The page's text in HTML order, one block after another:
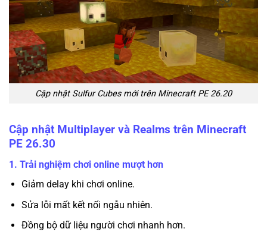
Cập nhật Sulfur Cubes mới trên Minecraft PE 26.20
Cập nhật Multiplayer và Realms trên Minecraft
PE 26.30
1. Trải nghiệm chơi online mượt hơn
Giảm delay khi chơi online.
Sửa lỗi mất kết nối ngẫu nhiên.
Đồng bộ dữ liệu người chơi nhanh hơn.